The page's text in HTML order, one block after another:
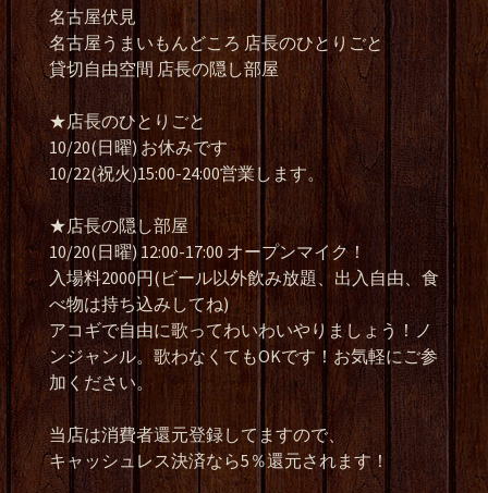
名古屋伏見
名古屋うまいもんどころ 店長のひとりごと
貸切自由空間 店長の隠し部屋
★店長のひとりごと
10/20(日曜) お休みです
10/22(祝火)15:00-24:00営業します。
★店長の隠し部屋
10/20(日曜) 12:00-17:00 オープンマイク！
入場料2000円(ビール以外飲み放題、出入自由、食
べ物は持ち込みしてね)
アコギで自由に歌ってわいわいやりましょう！ノ
ンジャンル。歌わなくてもOKです！お気軽にご参
加ください。
当店は消費者還元登録してますので、
キャッシュレス決済なら5％還元されます！